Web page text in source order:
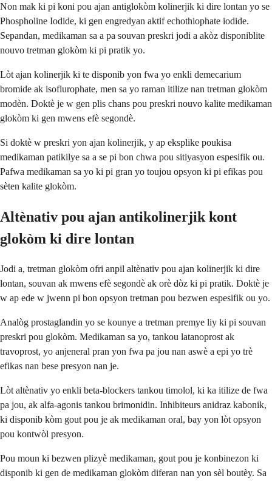
Non mak ki pi koni pou ajan antiglokòm kolinerjik ki dire lontan yo se
Phospholine Iodide, ki gen engredyan aktif echothiophate iodide.
Sepandan, medikaman sa a pa souvan preskri jodi a akòz disponiblite
nouvo tretman glokòm ki pi pratik yo.
Lòt ajan kolinerjik ki te disponib yon fwa yo enkli demecarium
bromide ak isoflurophate, men sa yo raman itilize nan tretman glokòm
modèn. Doktè je w gen plis chans pou preskri nouvo kalite medikaman
glokòm ki gen mwens efè segondè.
Si doktè w preskri yon ajan kolinerjik, y ap eksplike poukisa
medikaman patikilye sa a se pi bon chwa pou sitiyasyon espesifik ou.
Pafwa medikaman sa yo ki pi gran yo toujou opsyon ki pi efikas pou
sèten kalite glokòm.
Altènativ pou ajan antikolinerjik kont
glokòm ki dire lontan
Jodi a, tretman glokòm ofri anpil altènativ pou ajan kolinerjik ki dire
lontan, souvan ak mwens efè segondè ak orè dòz ki pi pratik. Doktè je
w ap ede w jwenn pi bon opsyon tretman pou bezwen espesifik ou yo.
Analòg prostaglandin yo se kounye a tretman premye liy ki pi souvan
preskri pou glokòm. Medikaman sa yo, tankou latanoprost ak
travoprost, yo anjeneral pran yon fwa pa jou nan aswè a epi yo trè
efikas nan bese presyon nan je.
Lòt altènativ yo enkli beta-blockers tankou timolol, ki ka itilize de fwa
pa jou, ak alfa-agonis tankou brimonidin. Inhibiteurs anidraz kabonik,
ki disponib kòm gout pou je ak medikaman oral, bay yon lòt opsyon
pou kontwòl presyon.
Pou moun ki bezwen plizyè medikaman, gout pou je konbinezon ki
disponib ki gen de medikaman glokòm diferan nan yon sèl boutèy. Sa